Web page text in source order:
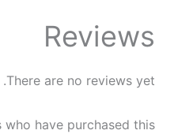
Reviews
There are no reviews yet.
have purchased this